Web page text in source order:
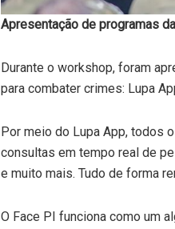
Apresentação de programas
Durante o workshop, foram
para combater crimes: Lupa
Por meio do Lupa App, todos
consultas em tempo real de
e muito mais. Tudo de forma
O Face PI funciona como um